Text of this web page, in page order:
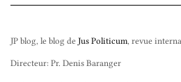
JP blog, le blog de Jus Politicum , revue
Directeur: Pr. Denis Baranger